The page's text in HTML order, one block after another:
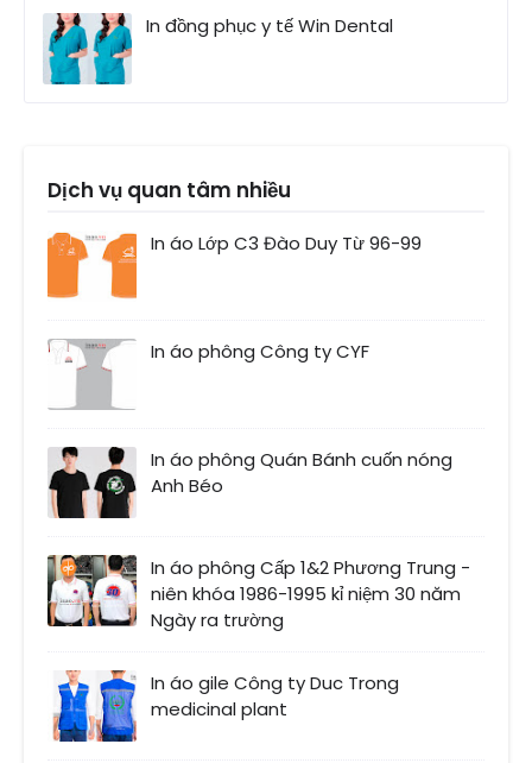
In đồng phục y tế Win Dental
Dịch vụ quan tâm nhiều
In áo Lớp C3 Đào Duy Từ 96-99
In áo phông Công ty CYF
In áo phông Quán Bánh cuốn nóng
Anh Béo
In áo phông Cấp 1&2 Phương Trung -
niên khóa 1986-1995 kỉ niệm 30 năm
Ngày ra trường
In áo gile Công ty Duc Trong
medicinal plant